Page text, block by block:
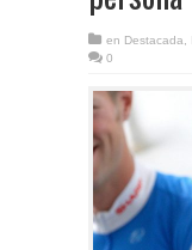
en Destacada
0